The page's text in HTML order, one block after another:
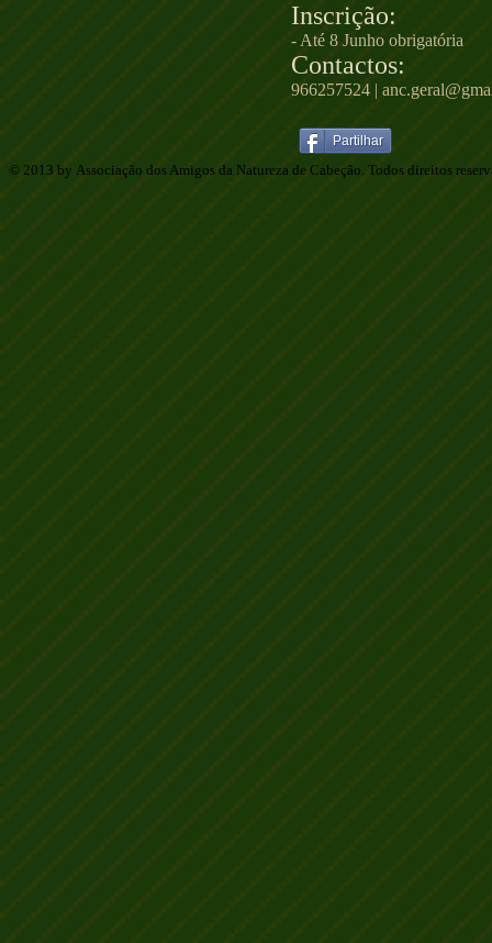
Inscrição:
- Até 8 Junho obrigatória
Contactos:
966257524 |
Partilhar
© 2013 by Associação dos Amigos da Natureza de Cabeção. Todos direitos